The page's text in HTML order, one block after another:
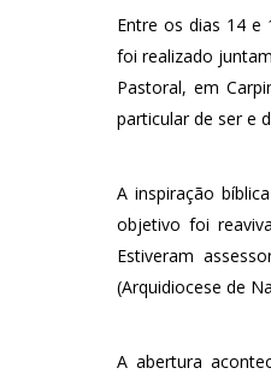
Entre os dias 14 e
foi realizado
Pastoral, em
particular de ser e
A inspiração
objetivo foi
Estiveram
(Arquidiocese de
A abertura